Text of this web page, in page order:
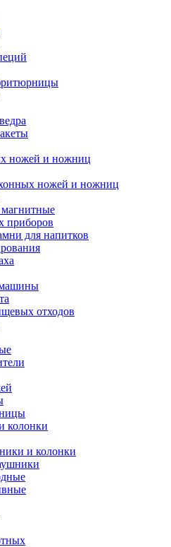
ножей и ножниц
ножей и ножниц
приборов
для напитков
отходов
колонки
и колонки